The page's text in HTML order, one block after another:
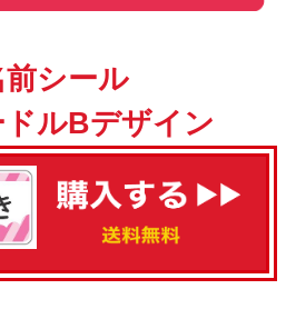
前シール
ルBデザイン